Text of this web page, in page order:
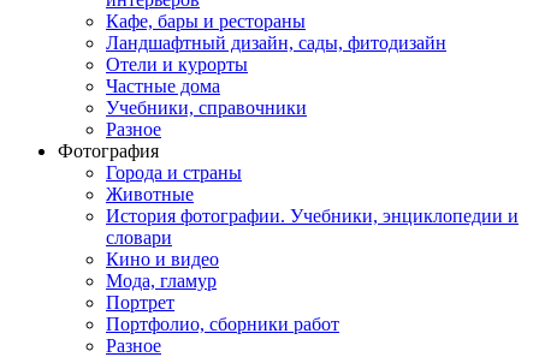
Кафе, бары и рестораны
Ландшафтный дизайн, сады, фитодизайн
Отели и курорты
Частные дома
Учебники, справочники
Разное
Фотография
Города и страны
Животные
История фотографии. Учебники, энциклопедии и
словари
Кино и видео
Мода, гламур
Портрет
Портфолио, сборники работ
Разное